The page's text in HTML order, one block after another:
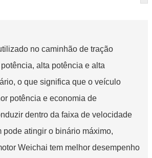
no caminhão de tração
alta potência e alta
o que significa que o veículo
potência e economia de
dentro da faixa de velocidade
pode atingir o binário máximo,
Weichai tem melhor desempenho